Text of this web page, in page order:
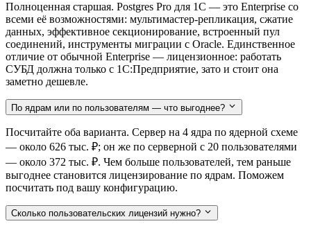
Полноценная старшая. Postgres Pro для 1С — это Enterprise со
всеми её возможностями: мультимастер-репликация, сжатие
данных, эффективное секционирование, встроенный пул
соединений, инструменты миграции с Oracle. Единственное
отличие от обычной Enterprise — лицензионное: работать
СУБД должна только с 1С:Предприятие, зато и стоит она
заметно дешевле.
По ядрам или по пользователям — что выгоднее?
Посчитайте оба варианта. Сервер на 4 ядра по ядерной схеме
— около 626 тыс. ₽; он же по серверной с 20 пользователями
— около 372 тыс. ₽. Чем больше пользователей, тем раньше
выгоднее становится лицензирование по ядрам. Поможем
посчитать под вашу конфигурацию.
Сколько пользовательских лицензий нужно?